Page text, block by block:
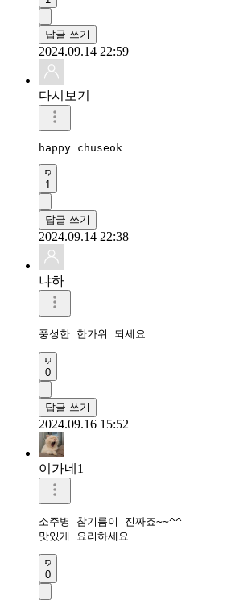
답글 쓰기
2024.09.14 22:59
다시보기
happy chuseok
1
답글 쓰기
2024.09.14 22:38
냐하
풍성한 한가위 되세요
0
답글 쓰기
2024.09.16 15:52
이가네1
소주병 참기름이 진짜죠~~^^
맛있게 요리하세요
0